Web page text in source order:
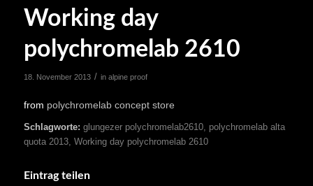
Working day
polychromelab 2610
18. November 2013 / in alpine proof
from polychromelab concept store
Schlagworte: glungezer polychromelab2610, polychromelab alta
quota 2013, Working day polychromelab 2610
Eintrag teilen